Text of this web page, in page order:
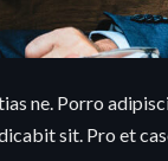
ne. Porro
sit. Pro et